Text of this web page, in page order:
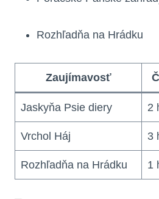
Rozhľadňa na Hrádku
Zaujímavosť
Jaskyňa Psie diery 2
Vrchol Háj 3‍
Rozhľadňa na Hrádku 1